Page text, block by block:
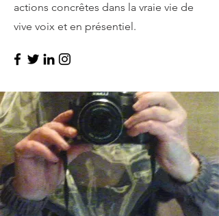
actions concrêtes dans la vraie vie de
vive voix et en présentiel.